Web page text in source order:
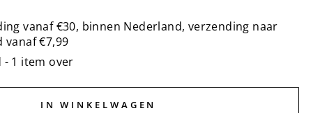
vanaf €30, binnen Nederland, verzending naar
€7,99
- 1 item over
IN WINKELWAGEN